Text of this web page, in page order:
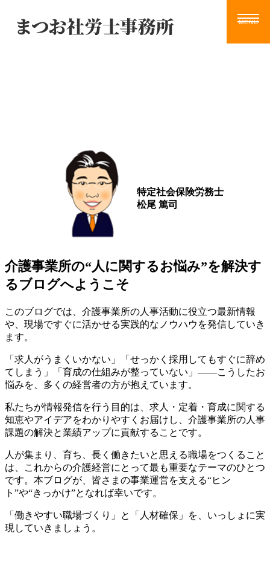
特定社会保険労務士
松尾 篤司
介護事業所の“人に関するお悩み”を解決す
るブログへようこそ
このブログでは、介護事業所の人事活動に役立つ最新情報
や、現場ですぐに活かせる実践的なノウハウを発信していき
ます。
「求人がうまくいかない」「せっかく採用してもすぐに辞め
てしまう」「育成の仕組みが整っていない」――こうしたお
悩みを、多くの経営者の方が抱えています。
私たちが情報発信を行う目的は、求人・定着・育成に関する
知恵やアイデアをわかりやすくお届けし、介護事業所の人事
課題の解決と業績アップに貢献することです。
人が集まり、育ち、長く働きたいと思える職場をつくること
は、これからの介護経営にとって最も重要なテーマのひとつ
です。本ブログが、皆さまの事業運営を支える“ヒン
ト”や“きっかけ”となれば幸いです。
「働きやすい職場づくり」と「人材確保」を、いっしょに実
現していきましょう。